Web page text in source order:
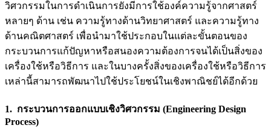
วิศวกรรมในการดำเนินการยังมีการใช้องค์ความรู้จากศาสตร์
หลายๆ ด้าน เช่น ความรู้ทางด้านวิทยาศาสตร์ และความรู้ทาง
ด้านคณิตศาสตร์ เพื่อนำมาใช้ประกอบในแต่ละขั้นตอนของ
กระบวนการแก้ปัญหาหรือสนองความต้องการจนได้เป็นสิ่งของ
เครื่องใช้หรือวิธีการ และในบางครั้งสิ่งของเครื่องใช้หรือวิธีการ
เหล่านี้สามารถพัฒนาไปใช้ประโยชน์ในเชิงพาณิชย์ได้อีกด้วย
1. กระบวนการออกแบบเชิงวิศวกรรม (Engineering Design
Process)